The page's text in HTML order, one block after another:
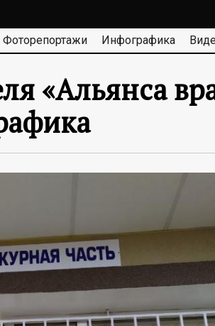
Фоторепортажи Инфографика
«Альянса